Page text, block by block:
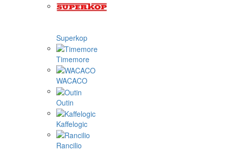
Superkop
Timemore
WACACO
Outin
Kaffelogic
Rancilio